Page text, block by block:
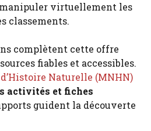
virtuellement les
classements.
complètent cette offre
fiables et accessibles.
Naturelle (MNHN)
activités et fiches
guident la découverte